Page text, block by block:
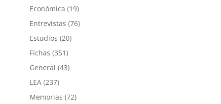
Económica (19)
Entrevistas (76)
Estudios (20)
Fichas (351)
General (43)
LEA(237)
Memorias (72)